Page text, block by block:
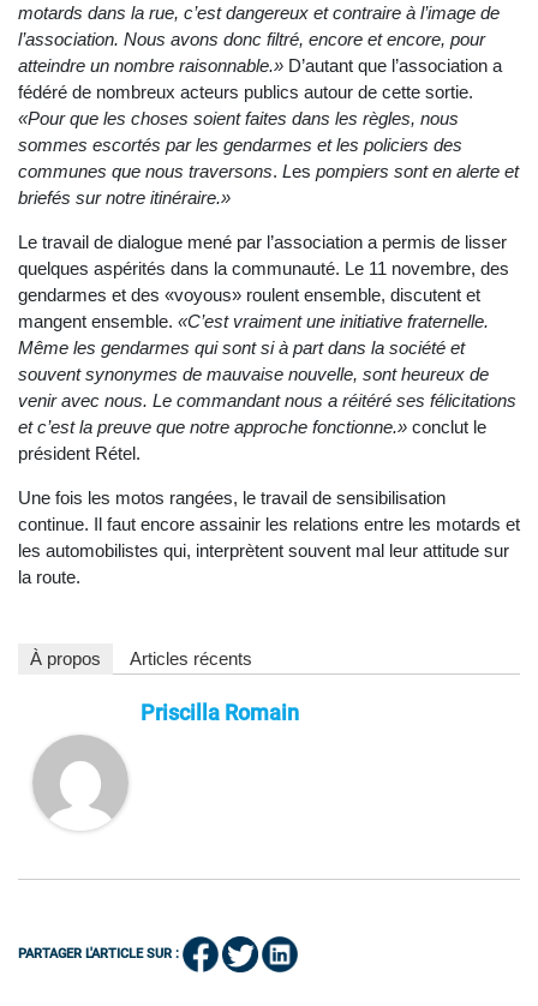
motards dans la rue, c’est dangereux et contraire à l’image de
l’association. Nous avons donc filtré, encore et encore, pour
atteindre un nombre raisonnable.» D’autant que l’association a
fédéré de nombreux acteurs publics autour de cette sortie.
«Pour que les choses soient faites dans les règles, nous
sommes escortés par les gendarmes et les policiers des
communes que nous traversons. Les pompiers sont en alerte et
briefés sur notre itinéraire.»
Le travail de dialogue mené par l’association a permis de lisser
quelques aspérités dans la communauté. Le 11 novembre, des
gendarmes et des «voyous» roulent ensemble, discutent et
mangent ensemble. «C’est vraiment une initiative fraternelle.
Même les gendarmes qui sont si à part dans la société et
souvent synonymes de mauvaise nouvelle, sont heureux de
venir avec nous. Le commandant nous a réitéré ses félicitations
et c’est la preuve que notre approche fonctionne.» conclut le
président Rétel.
Une fois les motos rangées, le travail de sensibilisation
continue. Il faut encore assainir les relations entre les motards et
les automobilistes qui, interprètent souvent mal leur attitude sur
la route.
À propos Articles récents
Priscilla Romain
PARTAGER L'ARTICLE SUR :